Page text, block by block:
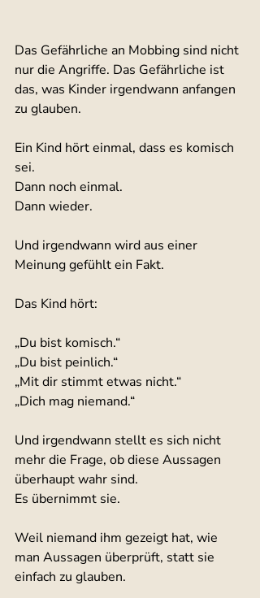
Das Gefährliche an Mobbing sind nicht
nur die Angriffe. Das Gefährliche ist
das, was Kinder irgendwann anfangen
zu glauben.
Ein Kind hört einmal, dass es komisch
sei.
Dann noch einmal.
Dann wieder.
Und irgendwann wird aus einer
Meinung gefühlt ein Fakt.
Das Kind hört:
„Du bist komisch.“
„Du bist peinlich.“
„Mit dir stimmt etwas nicht.“
„Dich mag niemand.“
Und irgendwann stellt es sich nicht
mehr die Frage, ob diese Aussagen
überhaupt wahr sind.
Es übernimmt sie.
Weil niemand ihm gezeigt hat, wie
man Aussagen überprüft, statt sie
einfach zu glauben.